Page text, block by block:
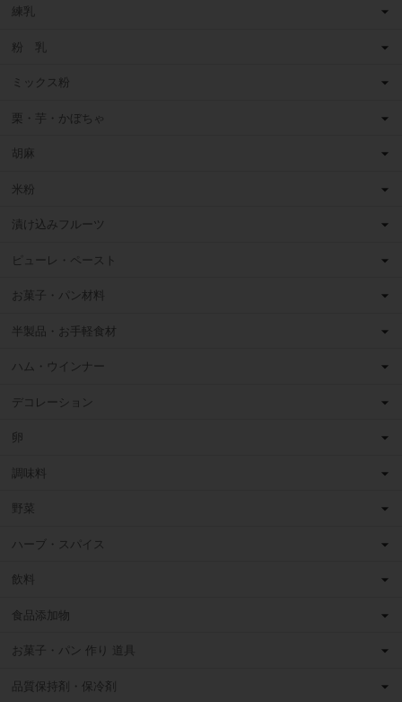
練乳
粉 乳
ミックス粉
栗・芋・かぼちゃ
胡麻
米粉
漬け込みフルーツ
ピューレ・ペースト
お菓子・パン材料
半製品・お手軽食材
ハム・ウインナー
デコレーション
卵
調味料
野菜
ハーブ・スパイス
飲料
食品添加物
お菓子・パン 作り 道具
品質保持剤・保冷剤